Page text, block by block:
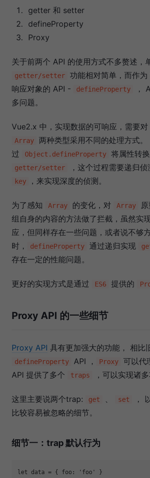
getter 和 setter
defineProperty
Proxy
关于前两个 API 的使用方式不多赘述，
getter/setter
功能相对简单，而作
响应对象的 API -
defineProperty
，
多问题。
Vue2.x 中，实现数据的可响应，需要对
Array 两种类型采用不同的处理方式。
过
Object.defineProperty 将属性转
getter/setter ，这个过程需要递归
key ，来实现深度的侦测。
为了感知 Array 的变化，对 Array
组自身的内容的方法做了拦截，虽然实
应，但同样存在一些问题，或者说不够
时，
defineProperty 通过递归实现
存在一定的性能问题。
更好的实现方式是通过 ES6 提供的
Proxy API 的一些细节
Proxy API 具有更加强大的功能， 相比
defineProperty API ， Proxy
可以代
API 提供了多个
traps ，可以实现诸多
这里主要说两个trap: get set
，
比较容易被忽略的细节。
细节一：trap 默认行为
let data = { foo : 'foo'